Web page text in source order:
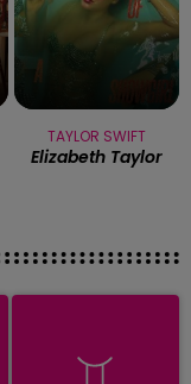
TAYLOR SWIFT
Elizabeth Taylor